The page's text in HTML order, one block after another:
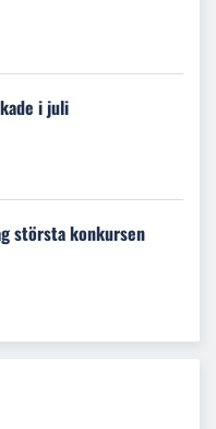
i juli
största konkursen